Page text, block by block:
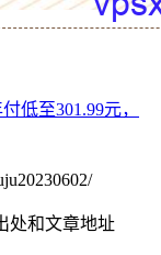
低至301.99元，
处和文章地址